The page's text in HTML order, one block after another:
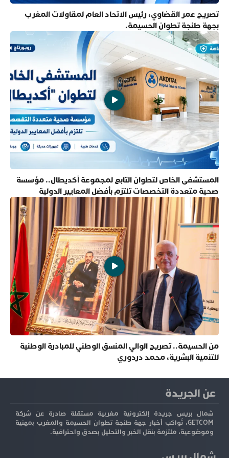
تصريح عمر القضاوي، رئيس الاتحاد العام لمقاولات المغرب
بجهة طنجة تطوان الحسيمة.
المستشفى الخاص لتطوان التابع لمجموعة أكديطال.. مؤسسة
صحية متعددة التخصصات تلتزم بأفضل المعايير الدولية
من الحسيمة.. تصريح الوالي المنسق الوطني للمبادرة الوطنية
للتنمية البشرية، محمد دردوري
عن الجريدة
شمال بريس جريدة إلكترونية مغربية مستقلة صادرة عن شركة
GETCOM، تُواكب أخبار جهة طنجة تطوان الحسيمة والمغرب بمهنية
وموضوعية، ملتزمة بنقل الخبر والتحليل بصدق واحترافية.